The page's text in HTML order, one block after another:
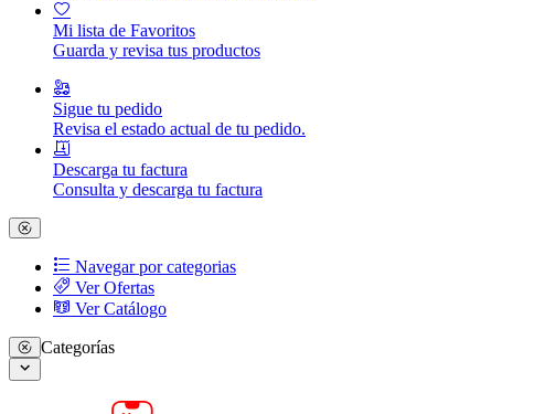
Mi lista de Favoritos
Guarda y revisa tus productos
Sigue tu pedido
Revisa el estado actual de tu pedido.
Descarga tu factura
Consulta y descarga tu factura
Navegar por categorias
Ver Ofertas
Ver Catálogo
Categorías